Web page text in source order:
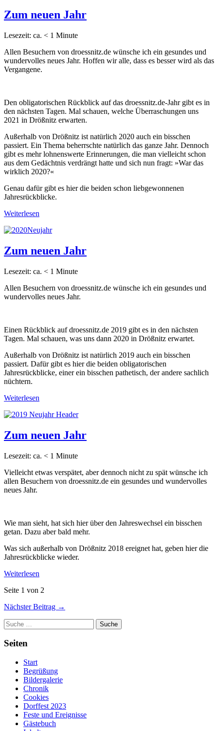
Zum neuen Jahr
Lesezeit: ca. < 1 Minute
Allen Besuchern von droessnitz.de wünsche ich ein gesundes und
wundervolles neues Jahr. Hoffen wir alle, dass es besser wird als das
Vergangene.
Den obligatorischen Rückblick auf das droessnitz.de-Jahr gibt es in
den nächsten Tagen. Mal schauen, welche Überraschungen uns
2021 in Drößnitz erwarten.
Außerhalb von Drößnitz ist natürlich 2020 auch ein bisschen
passiert. Ein Thema beherrschte natürlich das ganze Jahr. Dennoch
gibt es mehr lohnenswerte Erinnerungen, die man vielleicht schon
aus dem Gedächtnis verdrängt hatte und sich nun fragt: »War das
wirklich 2020?«
Genau dafür gibt es hier die beiden schon liebgewonnenen
Jahresrückblicke.
Weiterlesen
Zum neuen Jahr
Lesezeit: ca. < 1 Minute
Allen Besuchern von droessnitz.de wünsche ich ein gesundes und
wundervolles neues Jahr.
Einen Rückblick auf droessnitz.de 2019 gibt es in den nächsten
Tagen. Mal schauen, was uns dann 2020 in Drößnitz erwartet.
Außerhalb von Drößnitz ist natürlich 2019 auch ein bisschen
passiert. Dafür gibt es hier die beiden obligatorischen
Jahresrückblicke, einer ein bisschen pathetisch, der andere sachlich
nüchtern.
Weiterlesen
Zum neuen Jahr
Lesezeit: ca. < 1 Minute
Vielleicht etwas verspätet, aber dennoch nicht zu spät wünsche ich
allen Besuchern von droessnitz.de ein gesundes und wundervolles
neues Jahr.
Wie man sieht, hat sich hier über den Jahreswechsel ein bisschen
getan. Dazu aber bald mehr.
Was sich außerhalb von Drößnitz 2018 ereignet hat, geben hier die
Jahresrückblicke wieder.
Weiterlesen
Seite 1 von 2
Nächster Beitrag →
Suche
Seiten
Start
Begrüßung
Bildergalerie
Chronik
Cookies
Dorffest 2023
Feste und Ereignisse
Gästebuch